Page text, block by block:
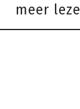
meer